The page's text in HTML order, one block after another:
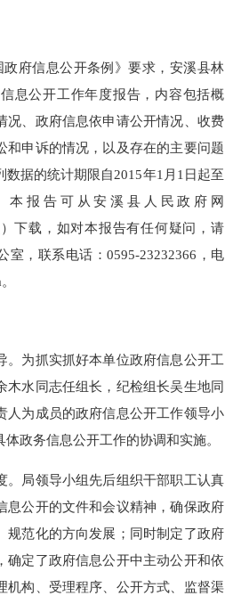
府信息公开条例》要求，安溪县林
息公开工作年度报告，内容包括概
况、政府信息依申请公开情况、收费
和申诉的情况，以及存在的主要问题
数据的统计期限自2015年1月1日起至
本报告可从安溪县人民政府网
）下载，如对本报告有任何疑问，请
室，联系电话：0595-23232366， 电
为抓实抓好本单位政府信息公开工
木水同志任组长，纪检组长吴生地同
人为成员的政府信息公开工作领导小
政务信息公开工作的协调和实施。
局领导小组先后组织干部职工认真
息公开的文件和会议精神，确保政府
规范化的方向发展；同时制定了政府
确定了政府信息公开中主动公开和依
机构、受理程序、公开方式、监督渠